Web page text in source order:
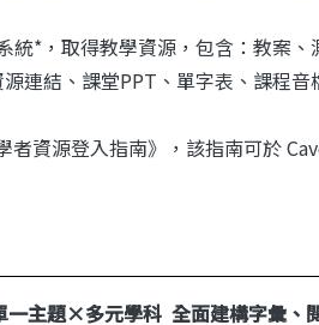
*，取得教學資源，包含：教案
連結、課堂PPT、單字表、課程音
者資源登入指南》，該指南可於
一主題×多元學科 全面建構字彙、